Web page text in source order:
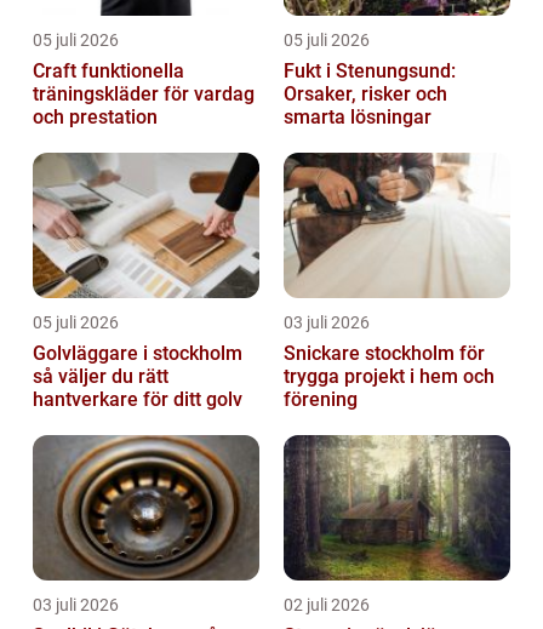
05 juli 2026
Craft funktionella
träningskläder för vardag
och prestation
05 juli 2026
Fukt i Stenungsund:
Orsaker, risker och
smarta lösningar
05 juli 2026
Golvläggare i stockholm
så väljer du rätt
hantverkare för ditt golv
03 juli 2026
Snickare stockholm för
trygga projekt i hem och
förening
03 juli 2026 02 juli 2026